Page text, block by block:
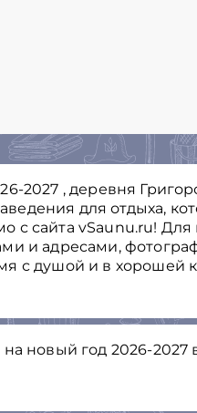
2027 , деревня
для отдыха,
с сайта vSaunu.ru!
и адресами,
с душой и в хорошей
новый год 2026-2027